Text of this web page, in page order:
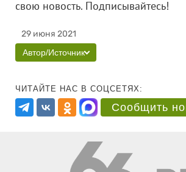
свою новость.
29 июня 2021
Автор/Источник
ЧИТАЙТЕ НАС В СОЦСЕТЯХ:
Сообщить